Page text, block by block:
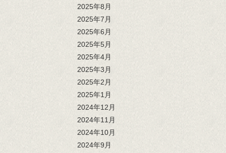
2025年8月
2025年7月
2025年6月
2025年5月
2025年4月
2025年3月
2025年2月
2025年1月
2024年12月
2024年11月
2024年10月
2024年9月